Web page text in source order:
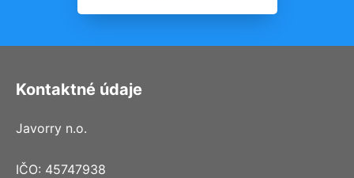
Kontaktné údaje
Javorry n.o.
IČO: 45747938